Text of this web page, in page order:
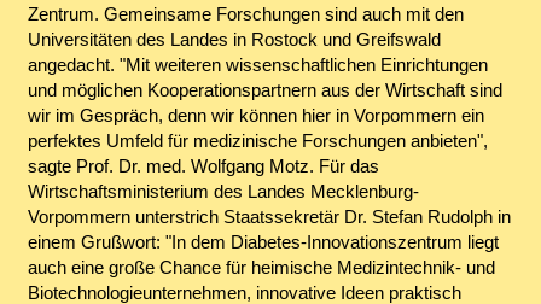
Zentrum. Gemeinsame Forschungen sind auch mit den
Universitäten des Landes in Rostock und Greifswald
angedacht. "Mit weiteren wissenschaftlichen Einrichtungen
und möglichen Kooperationspartnern aus der Wirtschaft sind
wir im Gespräch, denn wir können hier in Vorpommern ein
perfektes Umfeld für medizinische Forschungen anbieten",
sagte Prof. Dr. med. Wolfgang Motz. Für das
Wirtschaftsministerium des Landes Mecklenburg-
Vorpommern unterstrich Staatssekretär Dr. Stefan Rudolph in
einem Grußwort: "In dem Diabetes-Innovationszentrum liegt
auch eine große Chance für heimische Medizintechnik- und
Biotechnologieunternehmen, innovative Ideen praktisch